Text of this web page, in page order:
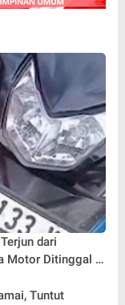
dari
Motor Ditinggal di
Tuntut